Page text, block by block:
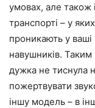
умовах, але також
транспорті – у
проникають у
навушників.
дужка не тиснула
пожертвувати
іншу модель – в